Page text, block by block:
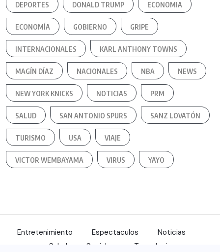
DEPORTES DONALD TRUMP ECONOMIA
ECONOMÍA GOBIERNO GRIPE
INTERNACIONALES KARL ANTHONY TOWNS
MAGÍN DÍAZ NACIONALES NBA NEWS
NEW YORK KNICKS NOTICIAS PRM
SALUD SAN ANTONIO SPURS SANZ LOVATÓN
TURISMO USA VIAJE
VICTOR WEMBAYAMA VIRUS YAYO
Entretenimiento Espectaculos
Noticias
Salud
Sociales Tecnologia